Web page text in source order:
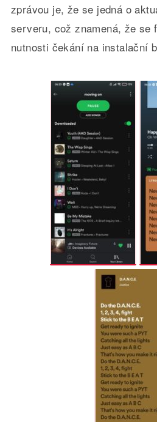
zprávou je, že se jedná o
serveru, což znamená, že se
nutnosti čekání na instalační